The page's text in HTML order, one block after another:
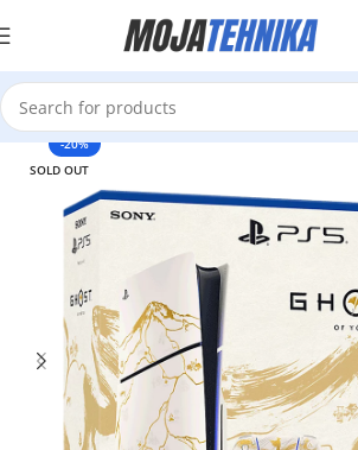
-20%
SOLD OUT